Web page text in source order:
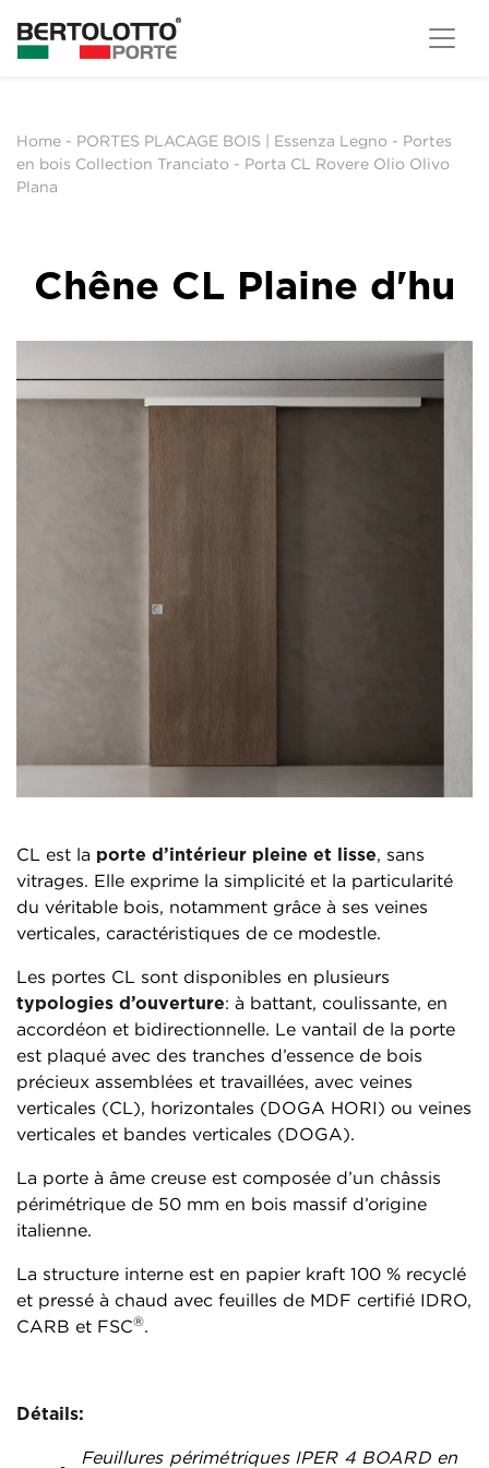
Home - PORTES PLACAGE BOIS | Essenza Legno - Portes
en bois Collection Tranciato - Porta CL Rovere Olio Olivo
Plana
Chêne CL Plaine d'hu
CL est la porte d’intérieur pleine et lisse, sans
vitrages. Elle exprime la simplicité et la particularité
du véritable bois, notamment grâce à ses veines
verticales, caractéristiques de ce modestle.
Les portes CL sont disponibles en plusieurs
typologies d’ouverture: à battant, coulissante, en
accordéon et bidirectionnelle. Le vantail de la porte
est plaqué avec des tranches d’essence de bois
précieux assemblées et travaillées, avec veines
verticales (CL), horizontales (DOGA HORI) ou veines
verticales et bandes verticales (DOGA).
La porte à âme creuse est composée d’un châssis
périmétrique de 50 mm en bois massif d’origine
italienne.
La structure interne est en papier kraft 100 % recyclé
et pressé à chaud avec feuilles de MDF certifié IDRO,
CARB et FSC®.
Détails:
Feuillures périmétriques IPER 4 BOARD en